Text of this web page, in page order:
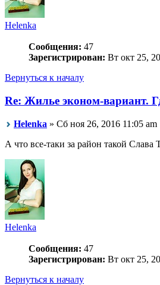
Helenka
Сообщения: 47
Зарегистрирован: Вт окт 25,
Вернуться к началу
Re: Жилье эконом-вариант.
Helenka » Сб ноя 26, 2016 11:05 am
А что все-таки за район такой Слава
Helenka
Сообщения: 47
Зарегистрирован: Вт окт 25,
Вернуться к началу